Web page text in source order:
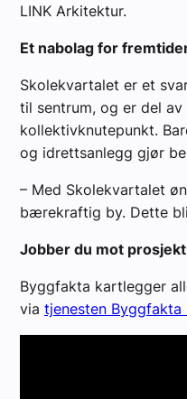
LINK Arkitektur.
Et nabolag for
Skolekvartalet er et
til sentrum, og er del
kollektivknutepunkt.
og idrettsanlegg gjør
– Med Skolekvartalet
bærekraftig by. Dette
Jobber du mot
Byggfakta kartlegger
via tjenesten Byggfakta